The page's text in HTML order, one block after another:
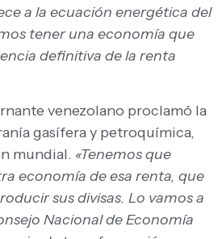
a la ecuación energética del
tener una economía que
definitiva de la renta
venezolano proclamó la
gasífera y petroquímica,
mundial. «Tenemos que
economía de esa renta, que
sus divisas. Lo vamos a
Nacional de Economía